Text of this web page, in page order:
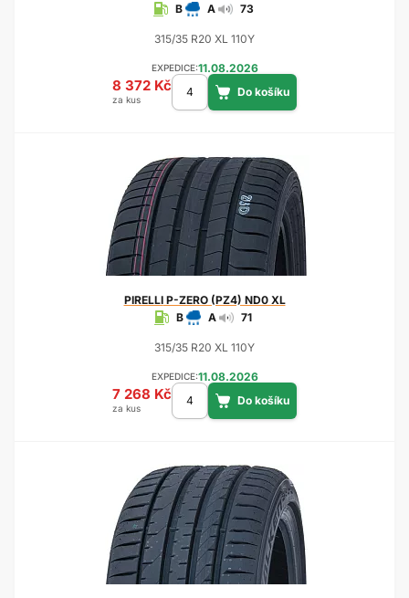
B
A 73
315/35 R20 XL 110Y
EXPEDICE:11.08.2026
8 372 Kč
za kus
PIRELLIP-ZERO (PZ4) ND0 XL
B
A 71
315/35 R20 XL 110Y
EXPEDICE:11.08.2026
7 268 Kč
za kus